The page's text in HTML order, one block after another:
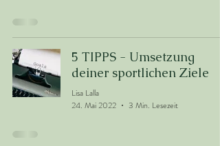
5 TIPPS - Umsetzung
deiner sportlichen Ziele
Lisa Lalla
24. Mai 2022
3 Min. Lesezeit